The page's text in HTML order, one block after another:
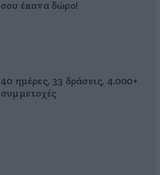
σου έκανα δώρο!
40 ημέρες, 33 δράσεις, 4.000+
συμμετοχές